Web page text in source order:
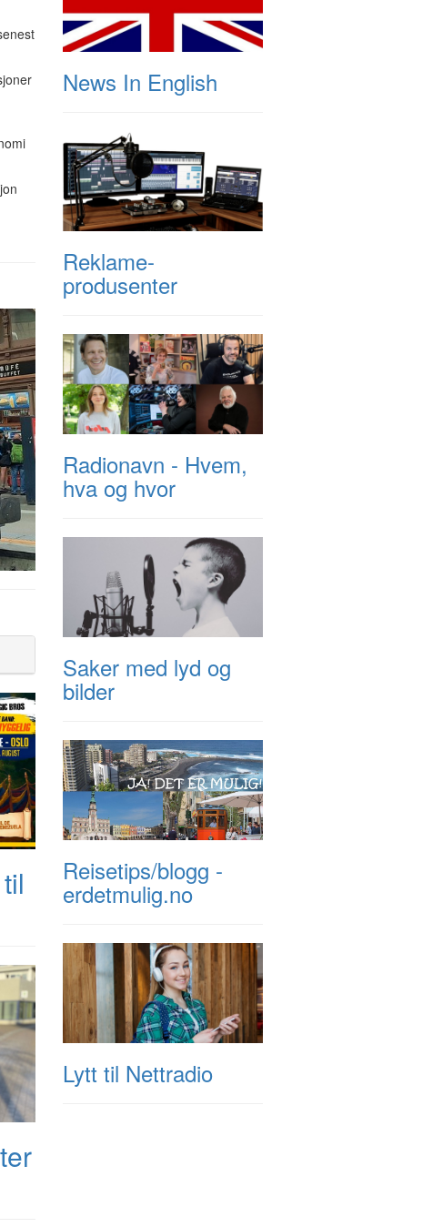
News In English
Reklame-
produsenter
Radionavn - Hvem,
hva og hvor
Saker med lyd og
bilder
Reisetips/blogg -
erdetmulig.no
Lytt til Nettradio